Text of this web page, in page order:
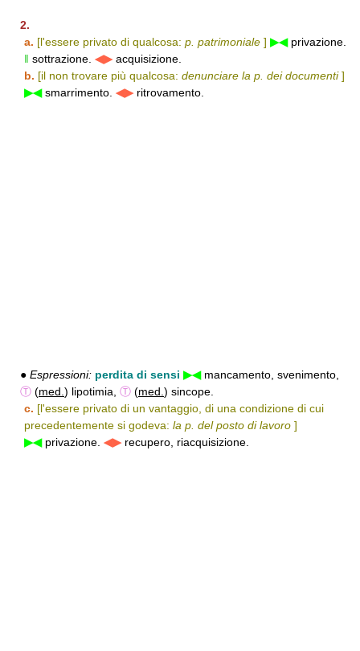
2.
a. [l'essere privato di qualcosa: p. patrimoniale ] ▶◀privazione.
‖ sottrazione. ◀▶acquisizione.
b. [il non trovare più qualcosa: denunciare la p. dei documenti]
▶◀smarrimento. ◀▶ritrovamento.
● Espressioni: perdita di sensi ▶◀mancamento, svenimento,
Ⓣ (med. ) lipotimia, Ⓣ (med. ) sincope.
c. [l'essere privato di un vantaggio, di una condizione di cui
precedentemente si godeva: la p. del posto di lavoro ]
▶◀privazione. ◀▶recupero, riacquisizione.